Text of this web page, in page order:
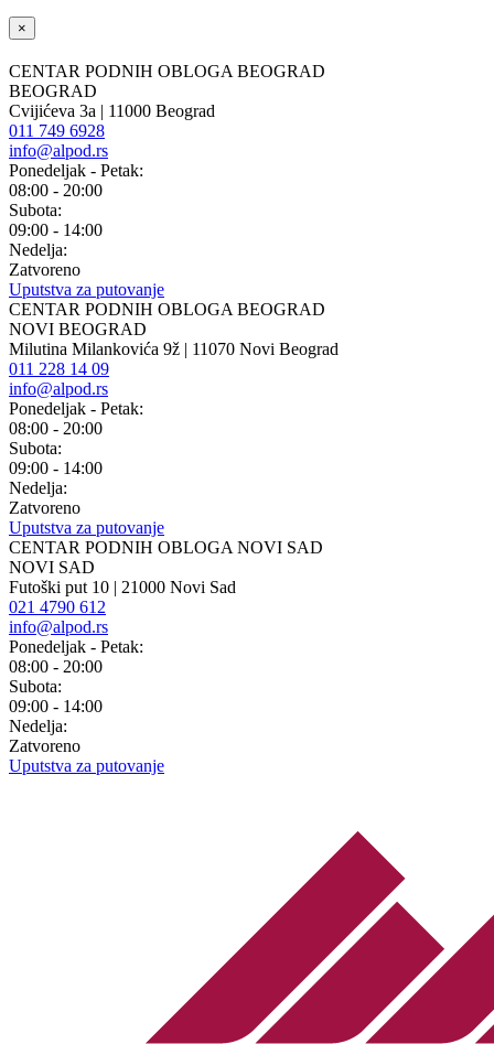
×
CENTAR PODNIH OBLOGA BEOGRAD
BEOGRAD
Cvijićeva 3a | 11000 Beograd
011 749 6928
info@alpod.rs
Ponedeljak - Petak:
08:00 - 20:00
Subota:
09:00 - 14:00
Nedelja:
Zatvoreno
Uputstva za putovanje
CENTAR PODNIH OBLOGA BEOGRAD
NOVI BEOGRAD
Milutina Milankovića 9ž | 11070 Novi Beograd
011 228 14 09
info@alpod.rs
Ponedeljak - Petak:
08:00 - 20:00
Subota:
09:00 - 14:00
Nedelja:
Zatvoreno
Uputstva za putovanje
CENTAR PODNIH OBLOGA NOVI SAD
NOVI SAD
Futoški put 10 | 21000 Novi Sad
021 4790 612
info@alpod.rs
Ponedeljak - Petak:
08:00 - 20:00
Subota:
09:00 - 14:00
Nedelja:
Zatvoreno
Uputstva za putovanje